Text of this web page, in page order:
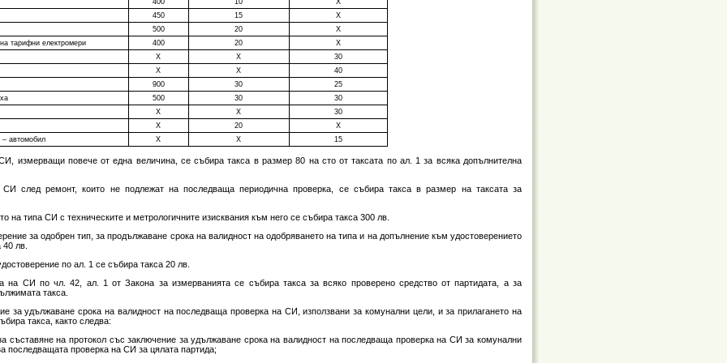
400 10
Х
450
15
Х
500
20
Х
тарифни електромери
400 20
Х
Х
Х
30
Х
Х
40
900
30
25
500 30
30
Х
Х
30
Х
20
X
– автомобил
X X 15
измерващи повече от една величина, се събира такса в размер 80 на сто от таксата по ал. 1 за всяка допълнителна
след ремонт, които не подлежат на последваща периодична проверка, се събира такса в размер на таксата за
на типа СИ с техническите и метрологичните изисквания към него се събира такса 300 лв.
за одобрен тип, за продължаване срока на валидност на одобряването на типа и на допълнение към удостоверението
лв.
по ал. 1 се събира такса 20 лв.
на СИ по чл. 42, ал. 1 от Закона за измерванията се събира такса за всяко проверено средство от партидата, а за
такса.
за удължаване срока на валидност на последваща проверка на СИ, използвани за комунални цели, и за прилагането на
такса, както следва:
съставяне на протокол със заключение за удължаване срока на валидност на последваща проверка на СИ за комунални
последващата проверка на СИ за цялата партида;